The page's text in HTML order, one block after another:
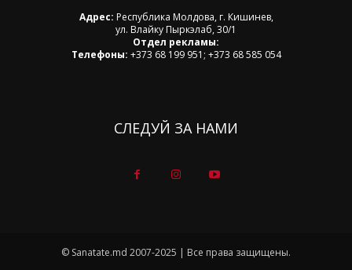
Адрес: Республика Молдова, г. Кишинев,
ул. Влайку Пыркэлаб, 30/1
Отдел рекламы:
Телефоны: +373 68 199 951; +373 68 585 054
СЛЕДУЙ ЗА НАМИ
© Sanatate.md 2007-2025 | Все права защищены.